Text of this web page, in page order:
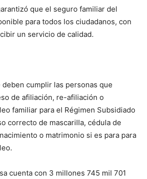
que el seguro familiar del
para todos los ciudadanos, con
un servicio de calidad.
cumplir las personas que
de afiliación, re-afiliación o
familiar para el Régimen Subsidiado
correcto de mascarilla, cédula de
o matrimonio si es para para
cuenta con 3 millones 745 mil 701